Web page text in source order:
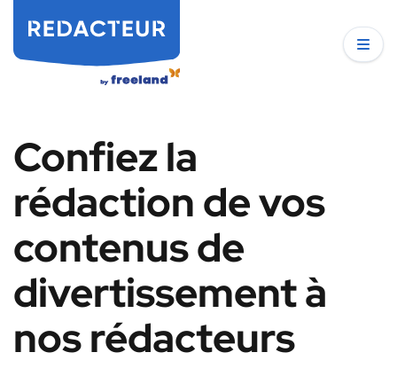
Confiez la
rédaction de vos
contenus de
divertissement à
nos rédacteurs